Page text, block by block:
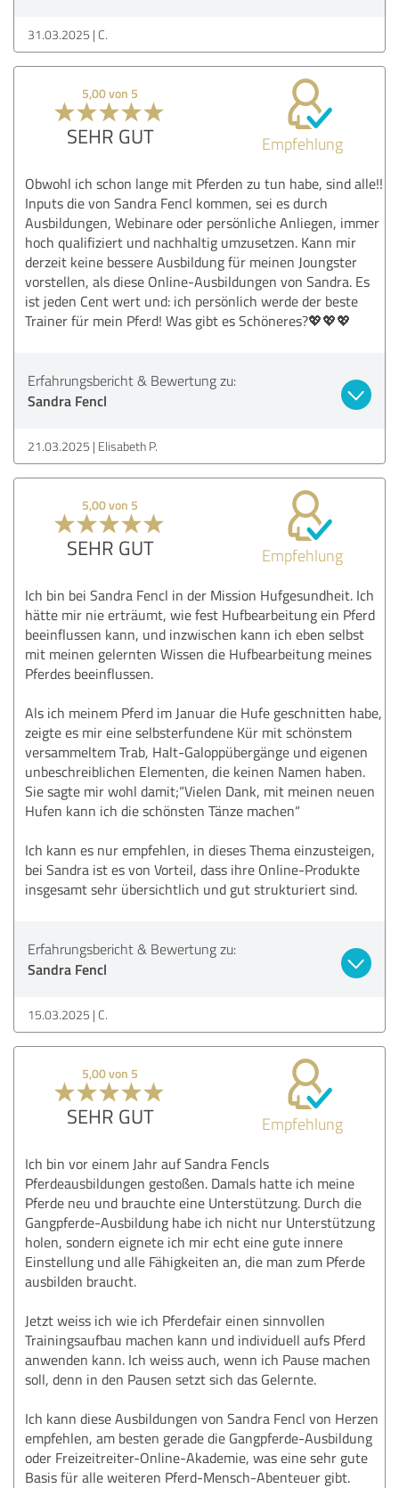
31.03.2025 C.
5,00 von 5
SEHR GUT Empfehlung
Obwohl ich schon lange mit Pferden zu tun habe, sind alle!!
Inputs die von Sandra Fencl kommen, sei es durch
Ausbildungen, Webinare oder persönliche Anliegen, immer
hoch qualifiziert und nachhaltig umzusetzen. Kann mir
derzeit keine bessere Ausbildung für meinen Joungster
vorstellen, als diese Online-Ausbildungen von Sandra. Es
ist jeden Cent wert und: ich persönlich werde der beste
Trainer für mein Pferd! Was gibt es Schöneres?💖💖💖
Erfahrungsbericht & Bewertung zu:
Sandra Fencl
21.03.2025 Elisabeth P.
5,00 von 5
SEHR GUT Empfehlung
Ich bin bei Sandra Fencl in der Mission Hufgesundheit. Ich
hätte mir nie erträumt, wie fest Hufbearbeitung ein Pferd
beeinflussen kann, und inzwischen kann ich eben selbst
mit meinen gelernten Wissen die Hufbearbeitung meines
Pferdes beeinflussen.
Als ich meinem Pferd im Januar die Hufe geschnitten habe,
zeigte es mir eine selbsterfundene Kür mit schönstem
versammeltem Trab, Halt-Galoppübergänge und eigenen
unbeschreiblichen Elementen, die keinen Namen haben.
Sie sagte mir wohl damit;“Vielen Dank, mit meinen neuen
Hufen kann ich die schönsten Tänze machen“
Ich kann es nur empfehlen, in dieses Thema einzusteigen,
bei Sandra ist es von Vorteil, dass ihre Online-Produkte
insgesamt sehr übersichtlich und gut strukturiert sind.
Erfahrungsbericht & Bewertung zu:
Sandra Fencl
15.03.2025 C.
5,00 von 5
SEHR GUT Empfehlung
Ich bin vor einem Jahr auf Sandra Fencls
Pferdeausbildungen gestoßen. Damals hatte ich meine
Pferde neu und brauchte eine Unterstützung. Durch die
Gangpferde-Ausbildung habe ich nicht nur Unterstützung
holen, sondern eignete ich mir echt eine gute innere
Einstellung und alle Fähigkeiten an, die man zum Pferde
ausbilden braucht.
Jetzt weiss ich wie ich Pferdefair einen sinnvollen
Trainingsaufbau machen kann und individuell aufs Pferd
anwenden kann. Ich weiss auch, wenn ich Pause machen
soll, denn in den Pausen setzt sich das Gelernte.
Ich kann diese Ausbildungen von Sandra Fencl von Herzen
empfehlen, am besten gerade die Gangpferde-Ausbildung
oder Freizeitreiter-Online-Akademie, was eine sehr gute
Basis für alle weiteren Pferd-Mensch-Abenteuer gibt.